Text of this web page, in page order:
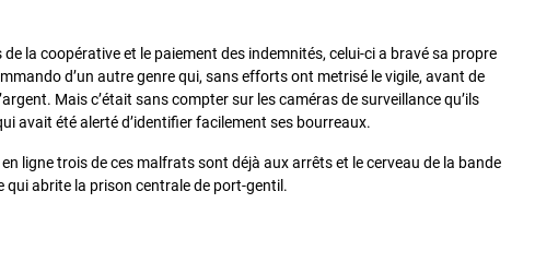
la coopérative et le paiement des indemnités, celui-ci a bravé sa propre
d’un autre genre qui, sans efforts ont metrisé le vigile, avant de
Mais c’était sans compter sur les caméras de surveillance qu’ils
avait été alerté d’identifier facilement ses bourreaux.
ligne trois de ces malfrats sont déjà aux arrêts et le cerveau de la bande
qui abrite la prison centrale de port-gentil.